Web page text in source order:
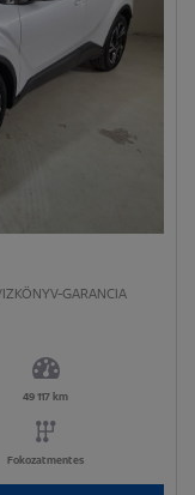
GARANCIA
49 117 km
Fokozatmentes